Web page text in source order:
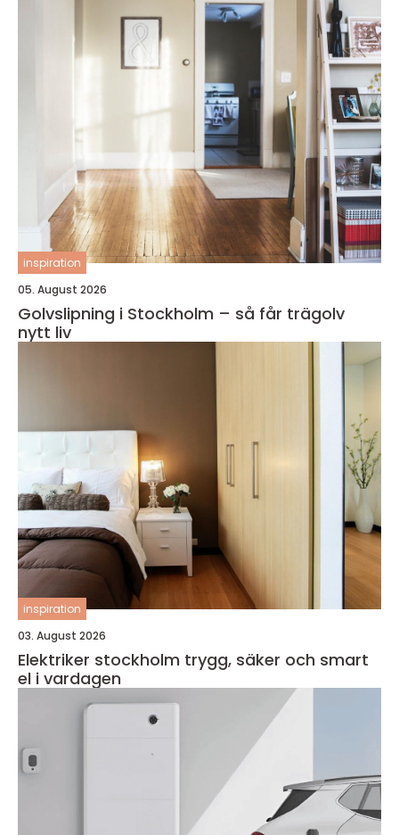
inspiration
05. August 2026
Golvslipning i Stockholm – så får trägolv
nytt liv
inspiration
03. August 2026
Elektriker stockholm trygg, säker och smart
el i vardagen